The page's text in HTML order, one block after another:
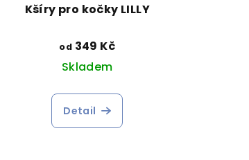
Kšíry pro kočky LILLY
od 349 Kč
Skladem
Detail